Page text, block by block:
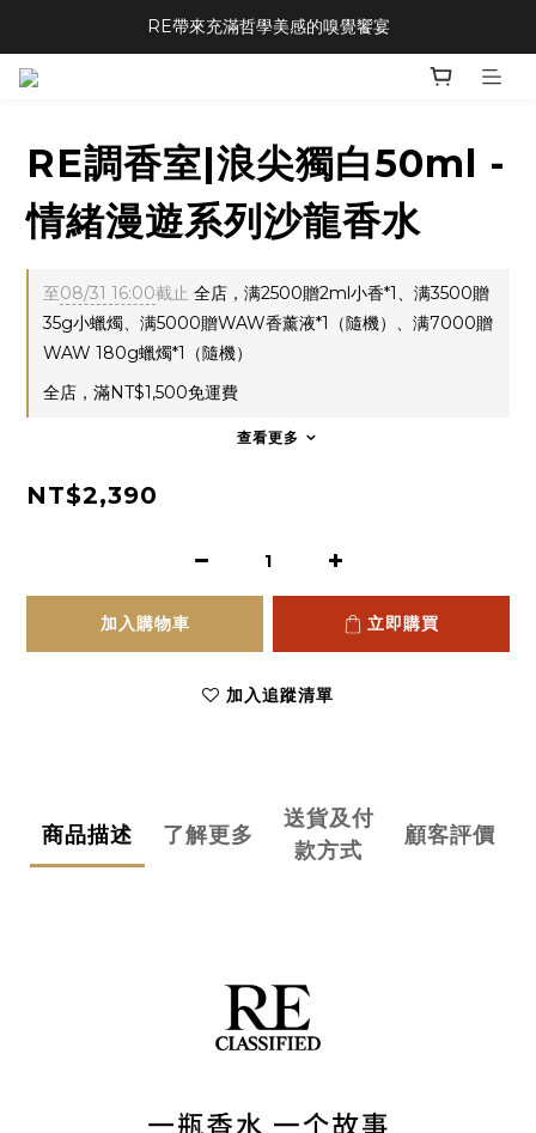
RE帶來充滿哲學美感的嗅覺饗宴
RE調香室|浪尖獨白50ml -
情緒漫遊系列沙龍香水
至08/31 16:00截止 全店，满2500贈2ml小香*1、满3500贈
35g小蠟燭、满5000贈WAW香薰液*1（隨機）、满7000贈
WAW 180g蠟燭*1（隨機）
全店，滿NT$1,500免運費
查看更多
NT$2,390
加入購物車 立即購買
加入追蹤清單
商品描述 了解更多
送貨及付
款方式
顧客評價